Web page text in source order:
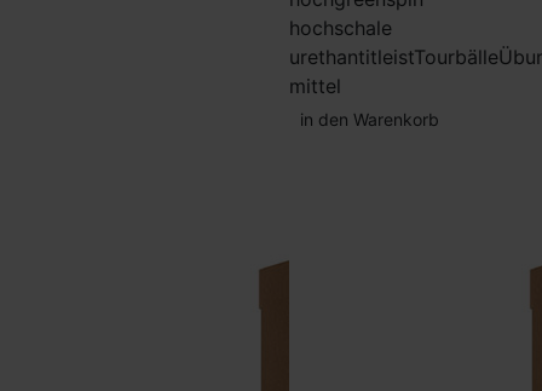
hochschale
urethantitleistTourbälle
mittel
in den Warenkorb